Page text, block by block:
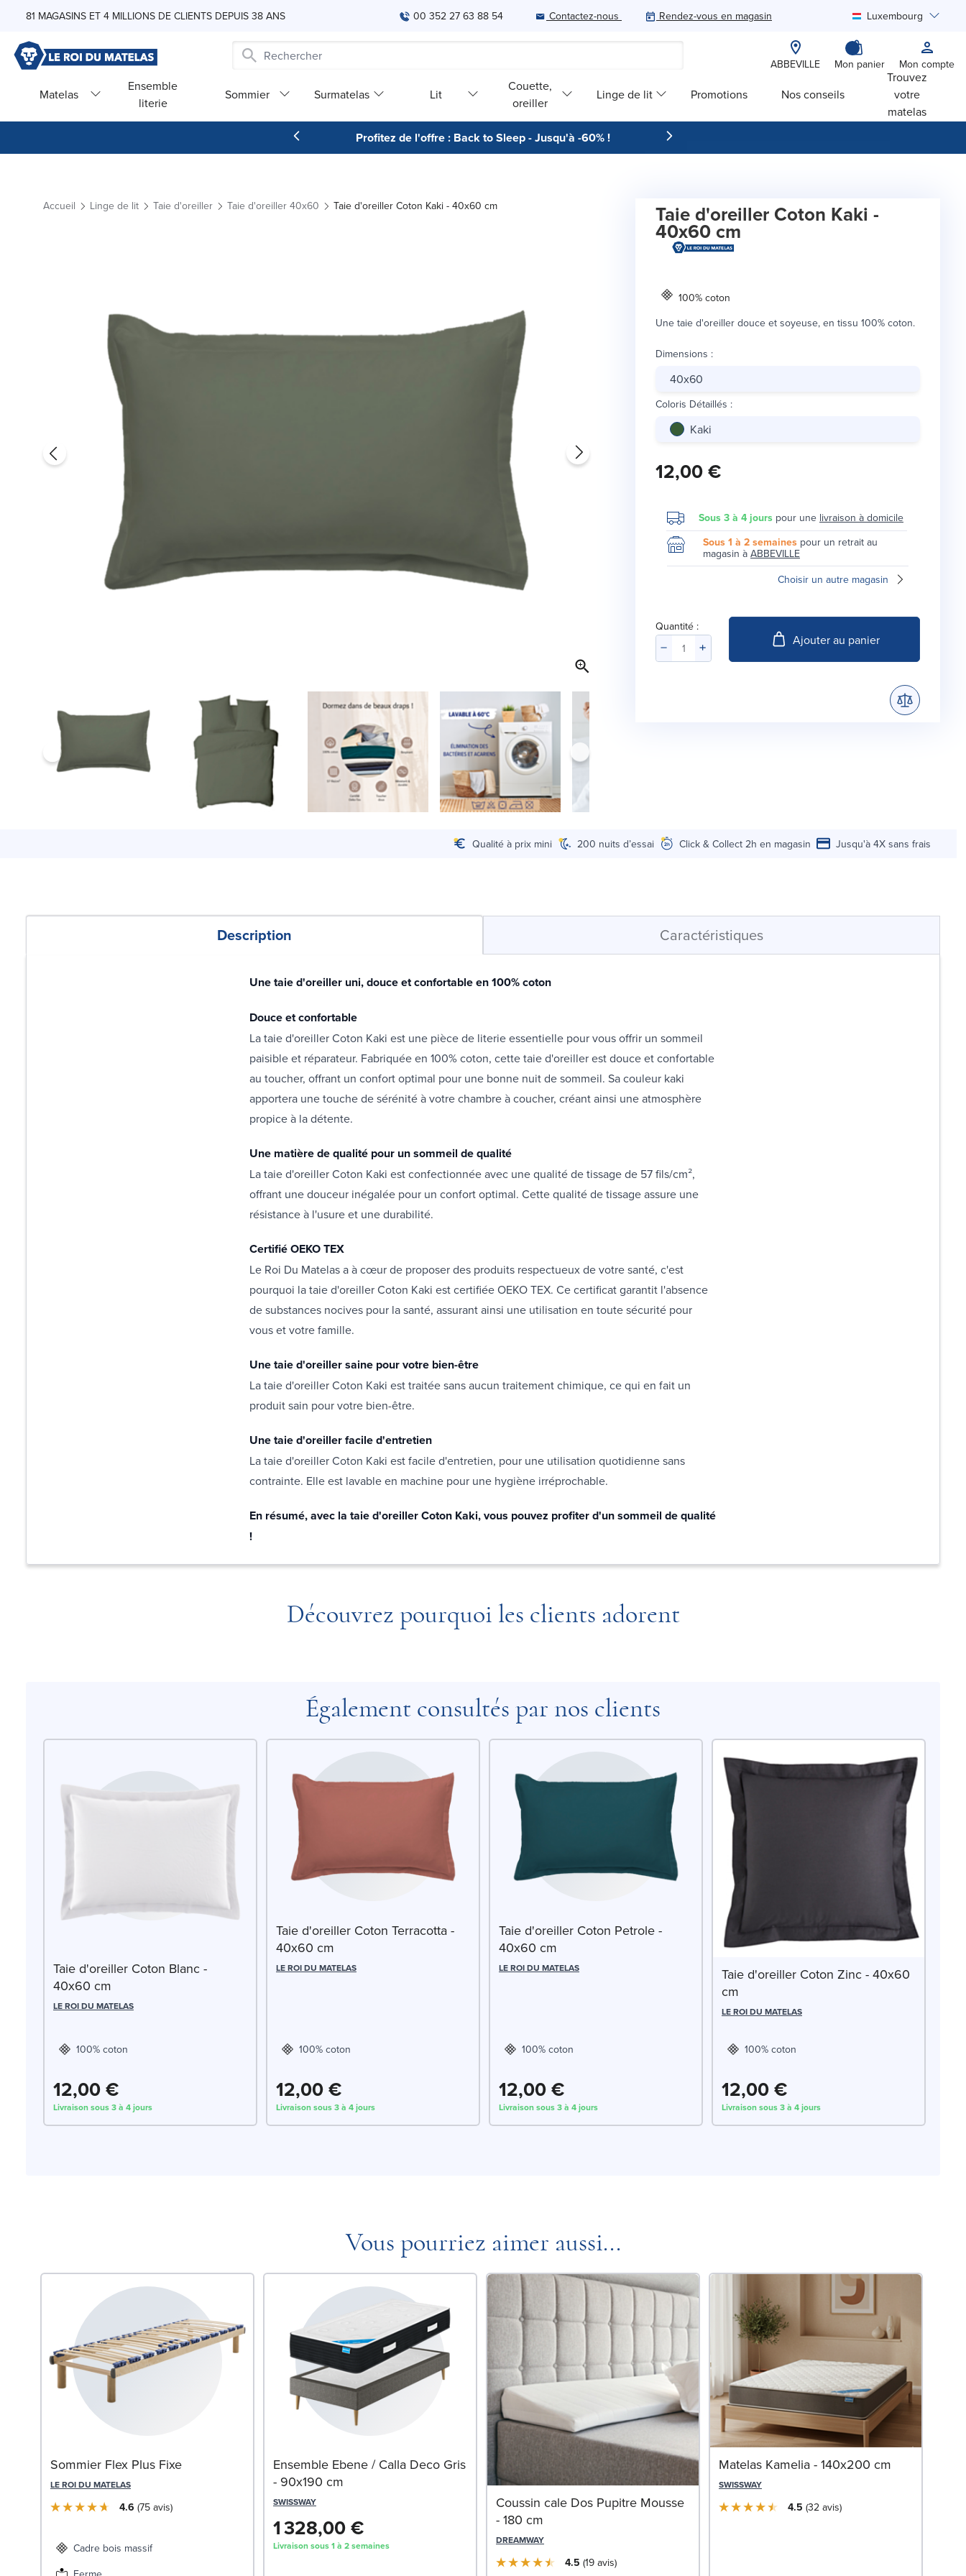
81 MAGASINS ET 4 MILLIONS DE CLIENTS DEPUIS 38 ANS 00 352 27 63 88 54 Contactez-nous Rendez-vous en magasin Luxembourg
ABBEVILLE Mon panier Mon compte
Matelas
Ensemble
literie
Sommier Surmatelas Lit
Couette,
oreiller
Linge de lit Promotions Nos conseils
Trouvez
votre
matelas
Profitez de l'offre : Back to Sleep - Jusqu'à -60% !
Accueil Linge de lit Taie d'oreiller Taie d'oreiller 40x60 Taie d'oreiller Coton Kaki - 40x60 cm Taie d'oreiller Coton Kaki -
40x60 cm
100% coton
Une taie d'oreiller douce et soyeuse, en tissu 100% coton.
Dimensions :
40x60
Coloris Détaillés :
Kaki
12,00 €
Sous 3 à 4 jours pour une livraison à domicile
Sous 1 à 2 semaines pour un retrait au
magasin à ABBEVILLE
Choisir un autre magasin
Quantité :
Ajouter au panier
Qualité à prix mini 200 nuits d’essai Click & Collect 2h en magasin Jusqu'à 4X sans frais
Description Caractéristiques
Une taie d'oreiller uni, douce et confortable en 100% coton
Douce et confortable
La taie d'oreiller Coton Kaki est une pièce de literie essentielle pour vous offrir un sommeil
paisible et réparateur. Fabriquée en 100% coton, cette taie d'oreiller est douce et confortable
au toucher, offrant un confort optimal pour une bonne nuit de sommeil. Sa couleur kaki
apportera une touche de sérénité à votre chambre à coucher, créant ainsi une atmosphère
propice à la détente.
Une matière de qualité pour un sommeil de qualité
La taie d'oreiller Coton Kaki est confectionnée avec une qualité de tissage de 57 fils/cm²,
offrant une douceur inégalée pour un confort optimal. Cette qualité de tissage assure une
résistance à l'usure et une durabilité.
Certifié OEKO TEX
Le Roi Du Matelas a à cœur de proposer des produits respectueux de votre santé, c'est
pourquoi la taie d'oreiller Coton Kaki est certifiée OEKO TEX. Ce certificat garantit l'absence
de substances nocives pour la santé, assurant ainsi une utilisation en toute sécurité pour
vous et votre famille.
Une taie d'oreiller saine pour votre bien-être
La taie d'oreiller Coton Kaki est traitée sans aucun traitement chimique, ce qui en fait un
produit sain pour votre bien-être.
Une taie d'oreiller facile d'entretien
La taie d'oreiller Coton Kaki est facile d'entretien, pour une utilisation quotidienne sans
contrainte. Elle est lavable en machine pour une hygiène irréprochable.
En résumé, avec la taie d'oreiller Coton Kaki, vous pouvez profiter d'un sommeil de qualité
!
Découvrez pourquoi les clients adorent
Également consultés par nos clients
Taie d'oreiller Coton Blanc -
40x60 cm
LE ROI DU MATELAS
100% coton
12,00 €
Livraison sous 3 à 4 jours
Taie d'oreiller Coton Terracotta -
40x60 cm
LE ROI DU MATELAS
100% coton
12,00 €
Livraison sous 3 à 4 jours
Taie d'oreiller Coton Petrole -
40x60 cm
LE ROI DU MATELAS
100% coton
12,00 €
Livraison sous 3 à 4 jours
Taie d'oreiller Coton Zinc - 40x60
cm
LE ROI DU MATELAS
100% coton
12,00 €
Livraison sous 3 à 4 jours
Vous pourriez aimer aussi...
Sommier Flex Plus Fixe
LE ROI DU MATELAS
4.6 75 avis
Cadre bois massif
Ensemble Ebene / Calla Deco Gris
- 90x190 cm
SWISSWAY
1 328,00 €
Livraison sous 1 à 2 semaines
Coussin cale Dos Pupitre Mousse
- 180 cm
DREAMWAY
4.5 19 avis
Matelas Kamelia - 140x200 cm
SWISSWAY
4.5 32 avis